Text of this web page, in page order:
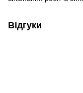
Відгуки